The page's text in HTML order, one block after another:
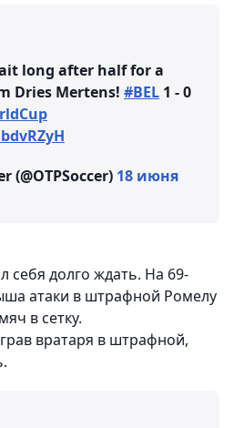
long after half for a
Dries Mertens! #BEL 1 - 0
(@OTPSoccer) 18 июня
себя долго ждать. На 69-
атаки в штрафной Ромелу
в сетку.
вратаря в штрафной,